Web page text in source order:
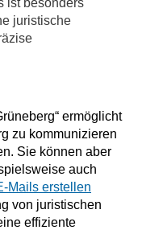
juristische
ermöglicht
zu kommunizieren
Sie können aber
auch
Mails erstellen
von juristischen
effiziente